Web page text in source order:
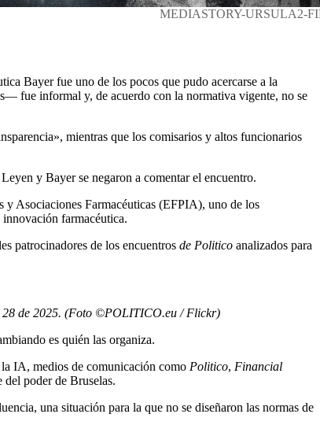
MEDIASTORY-URSULA2-
Bayer fue uno de los pocos que pudo acercarse a la
fue informal y, de acuerdo con la normativa vigente, no se
mientras que los comisarios y altos funcionarios
y Bayer se negaron a comentar el encuentro.
y Asociaciones Farmacéuticas (EFPIA), uno de los
farmacéutica.
patrocinadores de los encuentros de Politico analizados para
28 de 2025. (Foto ©POLITICO.eu / Flickr)
es quién las organiza.
IA, medios de comunicación como Politico, Financial
del poder de Bruselas.
, una situación para la que no se diseñaron las normas de